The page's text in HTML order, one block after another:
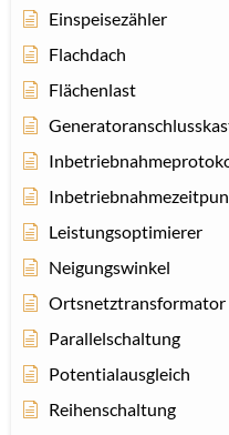
Einspeisezähler
Flachdach
Flächenlast
Leistungsoptimierer
Neigungswinkel
Ortsnetztransformator
Parallelschaltung
Potentialausgleich
Reihenschaltung